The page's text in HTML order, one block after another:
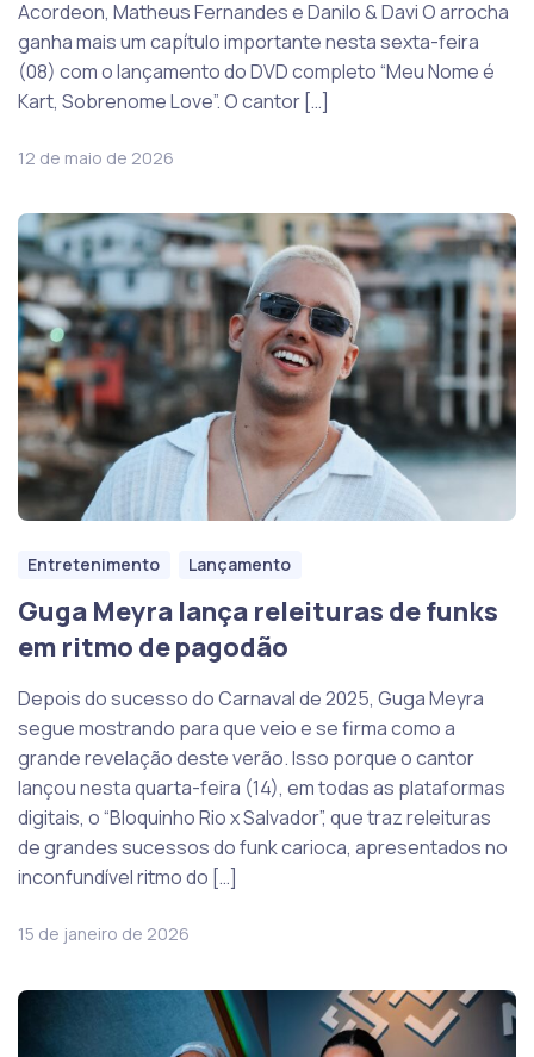
Acordeon, Matheus Fernandes e Danilo & Davi O arrocha
ganha mais um capítulo importante nesta sexta-feira
(08) com o lançamento do DVD completo “Meu Nome é
Kart, Sobrenome Love”. O cantor […]
12 de maio de 2026
Entretenimento Lançamento
Guga Meyra lança releituras de funks
em ritmo de pagodão
Depois do sucesso do Carnaval de 2025, Guga Meyra
segue mostrando para que veio e se firma como a
grande revelação deste verão. Isso porque o cantor
lançou nesta quarta-feira (14), em todas as plataformas
digitais, o “Bloquinho Rio x Salvador”, que traz releituras
de grandes sucessos do funk carioca, apresentados no
inconfundível ritmo do […]
15 de janeiro de 2026